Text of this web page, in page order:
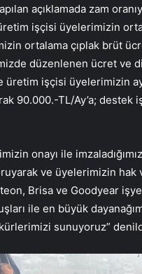
açıklamada zam
işçisi üyelerimizin
ortalama çıplak brüt
düzenlenen ücret ve
işçisi üyelerimizin
90.000.-TL/Ay’a; destek
onayı ile
ve üyelerimizin
Brisa ve Goodyear
ile en büyük
sunuyoruz”